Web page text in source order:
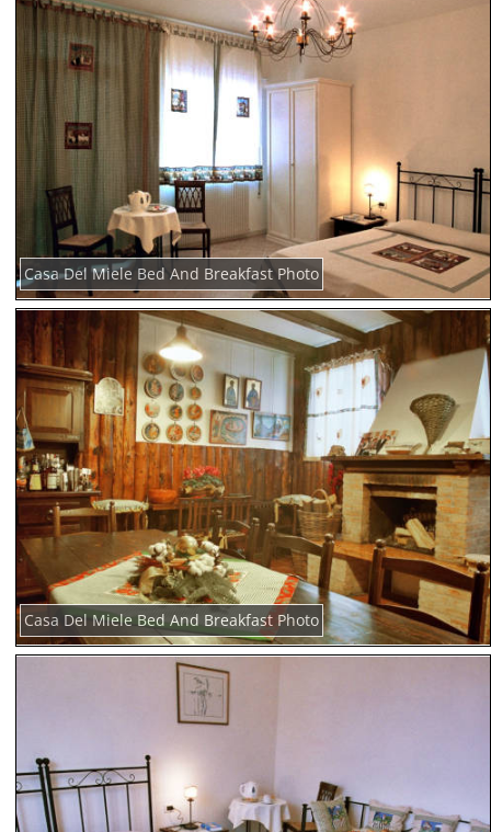
Casa Del Miele Bed And Breakfast Photo
Casa Del Miele Bed And Breakfast Photo